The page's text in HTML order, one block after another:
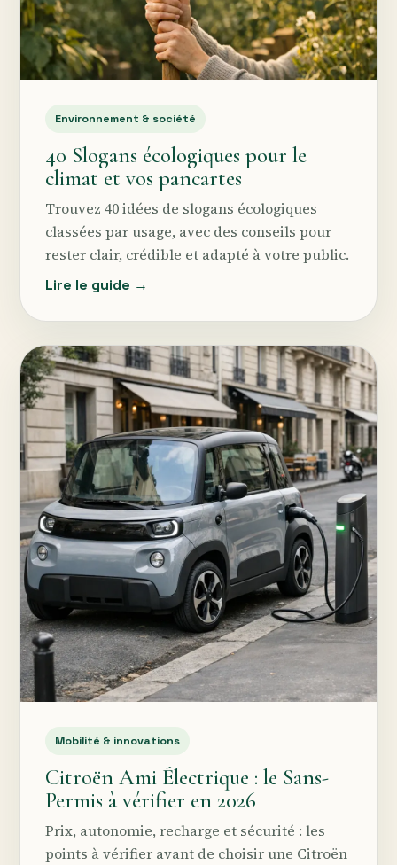
Environnement & société
40 Slogans écologiques pour le
climat et vos pancartes
Trouvez 40 idées de slogans écologiques
classées par usage, avec des conseils pour
rester clair, crédible et adapté à votre public.
Lire le guide →
Mobilité & innovations
Citroën Ami Électrique : le Sans-
Permis à vérifier en 2026
Prix, autonomie, recharge et sécurité : les
points à vérifier avant de choisir une Citroën